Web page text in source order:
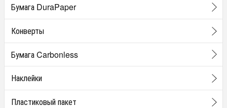
Бумага DuraPaper
Конверты
Бумага Carbonless
Наклейки
Пластиковый пакет